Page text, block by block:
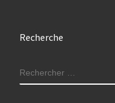
Recherche
RECHERCHER